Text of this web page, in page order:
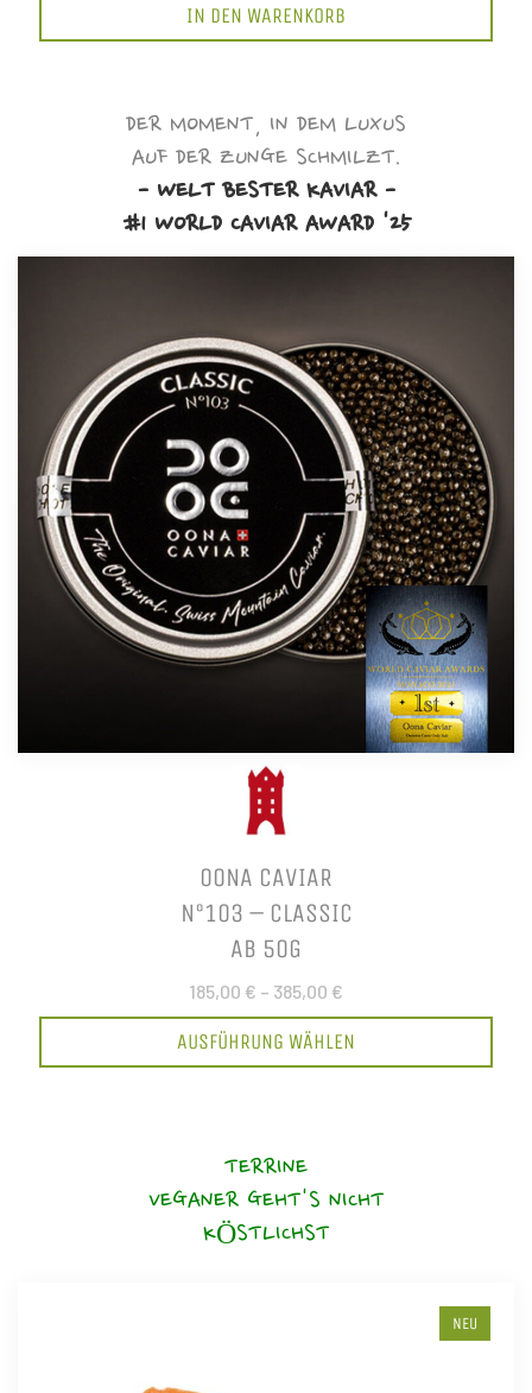
IN DEN WARENKORB
DER MOMENT, IN DEM LUXUS
AUF DER ZUNGE SCHMILZT.
- WELT BESTER KAVIAR -
#1 WORLD CAVIAR AWARD '25
OONA CAVIAR
N°103 – CLASSIC
AB 50G
185,00 € – 385,00 €
AUSFÜHRUNG WÄHLEN
TERRINE
VEGANER GEHT'S NICHT
KÖSTLICHST
NEU